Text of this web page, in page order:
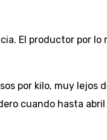
El productor por
por kilo, muy lejos
cuando hasta